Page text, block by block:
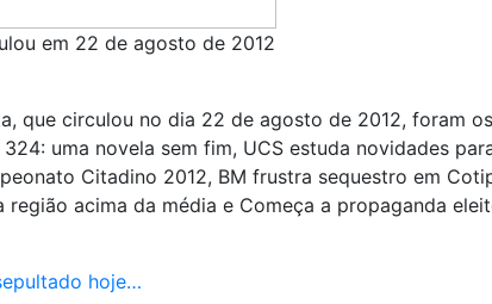
em 22 de agosto de 2012
que circulou no dia 22 de agosto de 2012, foram os
uma novela sem fim, UCS estuda novidades
Citadino 2012, BM frustra sequestro em
acima da média e Começa a propaganda
hoje…